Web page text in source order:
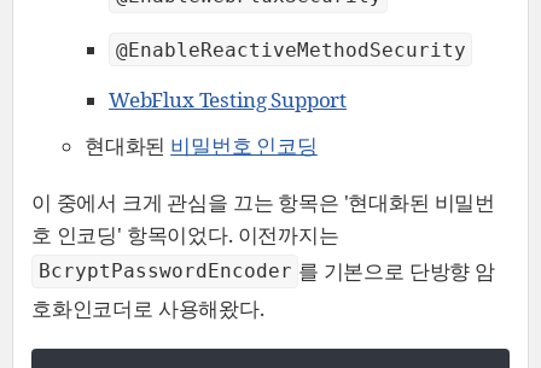
@EnableReactiveMethodSecurity
WebFlux Testing Support
현대화된 비밀번호 인코딩
이 중에서 크게 관심을 끄는 항목은 '현대화된 비밀번
호 인코딩' 항목이었다. 이전까지는
BcryptPasswordEncoder 를 기본으로 단방향 암
호화인코더로 사용해왔다.